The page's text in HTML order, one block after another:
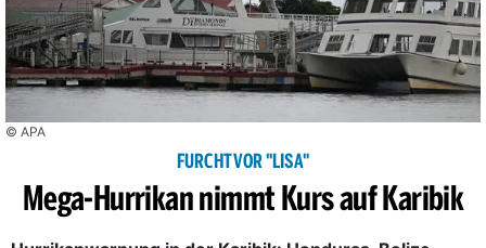
© APA
FURCHT VOR "LISA"
Mega-Hurrikan nimmt Kurs auf Karibik